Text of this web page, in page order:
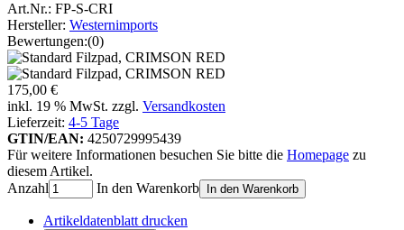
Art.Nr.: FP-S-CRI
Hersteller: Westernimports
Bewertungen:(0)
175,00 €
inkl. 19 % MwSt. zzgl. Versandkosten
Lieferzeit: 4-5 Tage
GTIN/EAN: 4250729995439
Für weitere Informationen besuchen Sie bitte die Homepage zu
diesem Artikel.
Anzahl
In den Warenkorb In den Warenkorb
Artikeldatenblatt drucken